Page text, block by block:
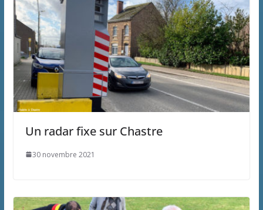
Un radar fixe sur Chastre
30 novembre 2021